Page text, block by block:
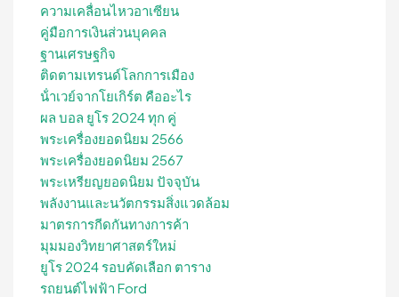
ความเคลื่อนไหวอาเซียน
คู่มือการเงินส่วนบุคคล
ฐานเศรษฐกิจ
ติดตามเทรนด์โลกการเมือง
น้ําเวย์จากโยเกิร์ต คืออะไร
ผล บอล ยูโร 2024 ทุก คู่
พระเครื่องยอดนิยม 2566
พระเครื่องยอดนิยม 2567
พระเหรียญยอดนิยม ปัจจุบัน
พลังงานและนวัตกรรมสิ่งแวดล้อม
มาตรการกีดกันทางการค้า
มุมมองวิทยาศาสตร์ใหม่
ยูโร 2024 รอบคัดเลือก ตาราง
รถยนต์ไฟฟ้า Ford